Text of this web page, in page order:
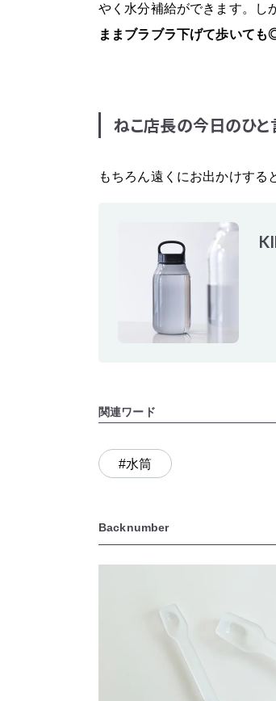
やく水分補給ができます。し
ままブラブラ下げて歩いても
ねこ店長の今日のひと
もちろん遠くにお出かけする
関連ワード
#水筒
Backnumber